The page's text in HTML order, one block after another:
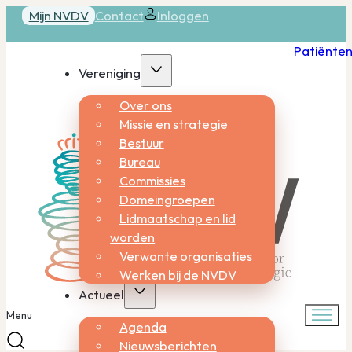
Mijn NVDV Contact Inloggen
Vereniging
Over ons
Missie en strategie
Bestuur
Bureau
Commissies
Domeingroepen
Lidmaatschap en lid
worden
Verwante organisaties
Werken bij de NVDV
Actueel
Agenda
Nieuwsberichten
Menu